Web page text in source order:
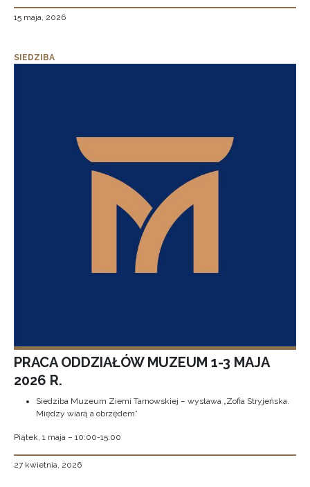
15 maja, 2026
SIEDZIBA
PRACA ODDZIAŁÓW MUZEUM 1-3 MAJA
2026 R.
Siedziba Muzeum Ziemi Tarnowskiej – wystawa „Zofia Stryjeńska.
Między wiarą a obrzędem”
Piątek, 1 maja – 10:00-15:00
27 kwietnia, 2026